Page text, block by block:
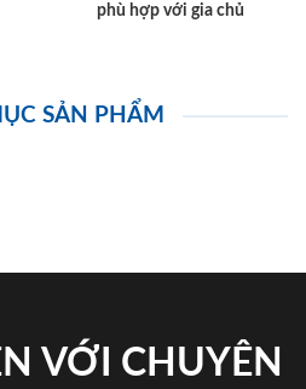
phù hợp với gia chủ
SẢN PHẨM
VỚI CHUYÊN